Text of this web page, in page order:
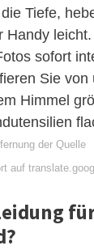
Tiefe,
Handy
sofort
Sie von
Himmel
der Quelle
auf